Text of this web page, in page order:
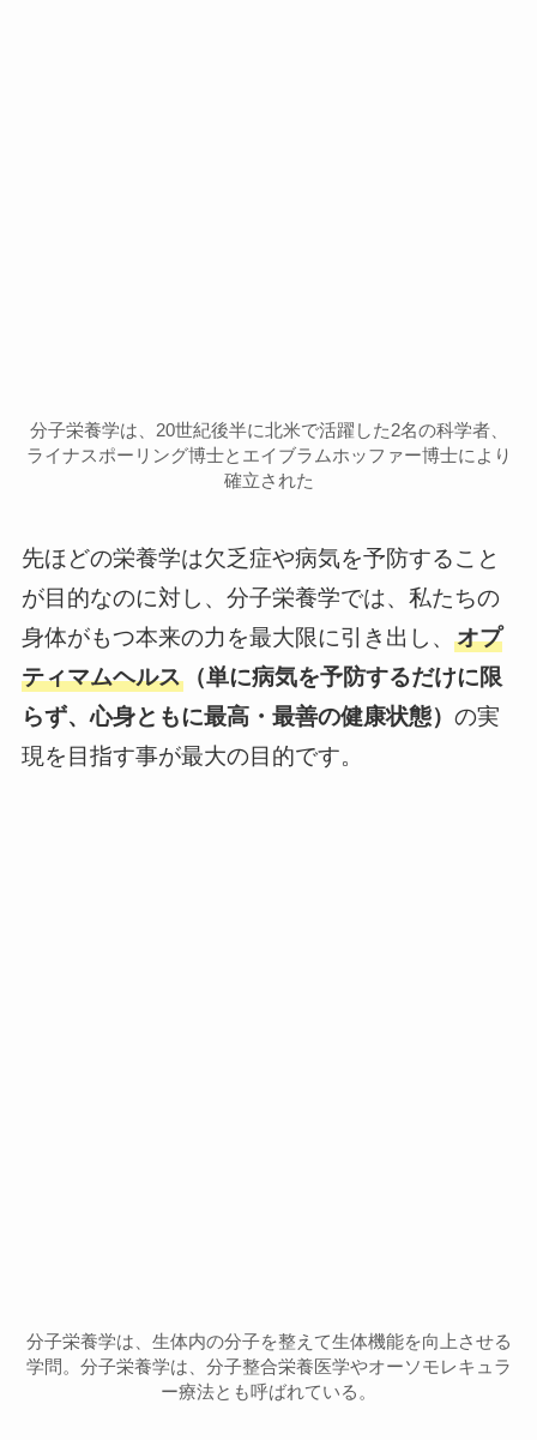
分子栄養学は、20世紀後半に北米で活躍した2名の科学者、
ライナスポーリング博士とエイブラムホッファー博士により
確立された
先ほどの栄養学は欠乏症や病気を予防すること
が目的なのに対し、分子栄養学では、私たちの
身体がもつ本来の力を最大限に引き出し、 オプ
ティマムヘルス（単に病気を予防するだけに限
らず、心身ともに最高・最善の健康状態） の実
現を目指す事が最大の目的です。
分子栄養学は、生体内の分子を整えて生体機能を向上させる
学問。分子栄養学は、分子整合栄養医学やオーソモレキュラ
ー療法とも呼ばれている。